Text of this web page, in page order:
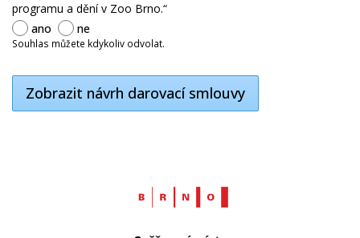
programu a dění v Zoo Brno.“
ano
ne
Souhlas můžete kdykoliv odvolat.
Zobrazit návrh darovací smlouvy
Web